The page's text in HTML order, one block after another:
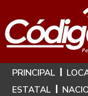
Hoy
PRINCIPAL
ESTATAL